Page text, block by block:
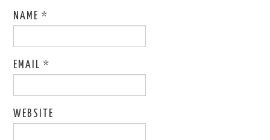
NAME*
EMAIL*
WEBSITE